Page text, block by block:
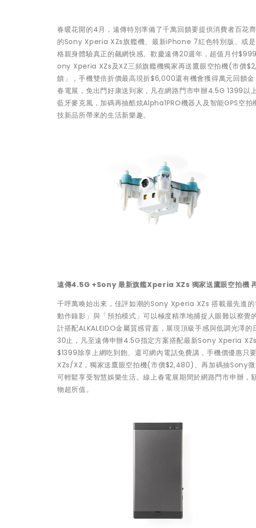
春暖花開的4月，遠傳特別準備了千萬回饋要提供消費者百花
的Sony Xperia XZs旗艦機、最新iPhone 7紅色特別版、或
格親身體驗真正的飆網快感。歡慶遠傳20週年，超值月付
ony Xperia XZs及XZ三頻旗艦機獨家再送鷹眼空拍機(市
饋」，手機雙倍折價最高現折$6,000還有機會獲得萬元回饋
春電展，免出門好康送到家，凡在網路門市申辦4.5G 1399
藍牙麥克風，加碼再抽酷炫Alpha1PRO機器人及智能GPS空
技新品所帶來的生活新樂趣。
遠傳4.5G +Sony 最新旗艦Xperia XZs 獨家送鷹眼空拍機
千呼萬喚始出來，佳評如潮的Sony Xperia XZs 搭載最先進
動作錄影」與「預拍模式」可以極度精準地捕捉人眼難以察
計搭配ALKALEIDO金屬質感背蓋，展現頂級手感與低調光澤
30止，凡至遠傳申辦4.5G指定方案搭配最新Sony Xperia
$1399除享上網吃到飽、還可網內電話免費講，手機價優惠
XZs/XZ，獨家送鷹眼空拍機(市價$2,480)、再加碼抽Sony
可輕鬆享受智慧娛樂生活。線上春電展期間於網路門市申辦
物超所值。